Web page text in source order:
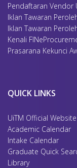
Pendaftaran Vendor
Iklan Tawaran
Iklan Tawaran
Kenali
Prasarana Kekunci
QUICK LINKS
UiTM Official Website
Academic Calendar
Intake Calendar
Graduate Quick
Library